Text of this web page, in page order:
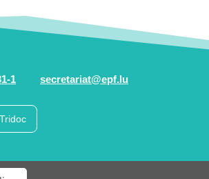
1 secretariat@epf.lu
Tridoc